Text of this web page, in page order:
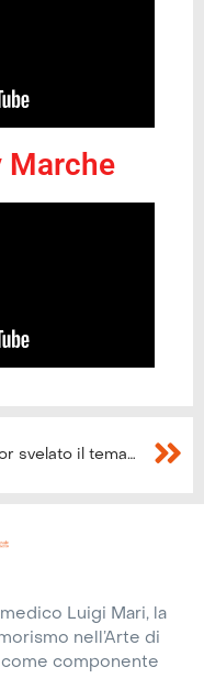
Marche
Biumor svelato il tema dell’edizione 2022
Luigi Mari, la
nell’Arte di
come componente